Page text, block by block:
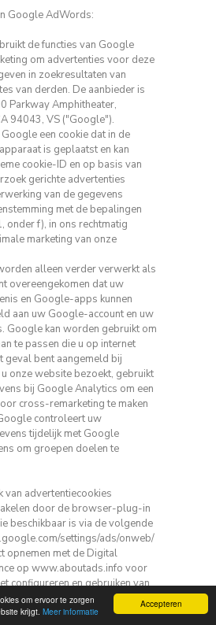
Accepteren
om ervoor te zorgen
krijgt. Meer informatie
Google AdWords:
de functies van Google
om advertenties voor deze
in zoekresultaten van
van derden. De aanbieder is
Parkway Amphitheater,
94043, VS ("Google").
een cookie dat in de
is geplaatst en kan
cookie-ID en op basis van
gerichte advertenties
van de gegevens
met de bepalingen
onder f), in ons rechtmatig
marketing van onze
alleen verder verwerkt als
overeengekomen dat uw
en Google-apps kunnen
aan uw Google-account en uw
Google kan worden gebruikt om
te passen die u op internet
geval bent aangemeld bij
onze website bezoekt, gebruikt
bij Google Analytics om een
cross-remarketing te maken
controleert uw
tijdelijk met Google
om groepen doelen te
van advertentiecookies
door de browser-plug-in
beschikbaar is via de volgende
settings/ads/onweb/
opnemen met de Digital
op www.aboutads.info voor
configureren en gebruiken van
mee dat u uw browser